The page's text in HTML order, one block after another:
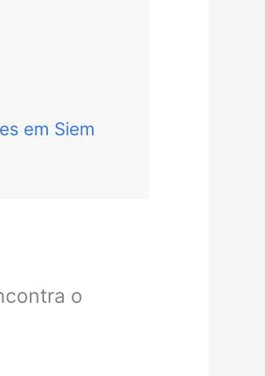
em Siem
o